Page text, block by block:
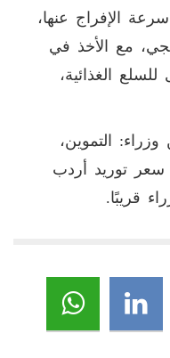
الإفراج عنها،
مع الأخذ في
للسلع الغذائية،
التموين،
سعر توريد أردب
قريبًا.